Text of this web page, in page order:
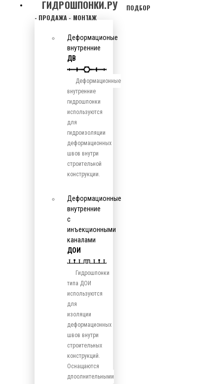
ГИДРОШПОНКИ.РУ
ПОДБОР
- ПРОДАЖА - МОНТАЖ
Деформационые
внутренние
ДВ
Деформационные
внутренние
гидрошпонки
используются
для
гидроизоляции
деформационных
швов внутри
строительной
конструкции.
Деформационные
внутренние
с
инъекционными
каналами
ДОИ
Гидрошпонки
типа ДОИ
используются
для
изоляции
деформационных
швов внутри
строительных
конструкций.
Оснащаются
дпоолнительными